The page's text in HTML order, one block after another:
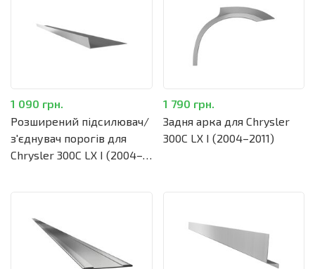
Розширений підсилювач/
з'єднувач порогів для
Chrysler 300C LX I (2004–
1 090 грн.
Задня арка для Chrysler
300C LX I (2004–2011)
1 790 грн.